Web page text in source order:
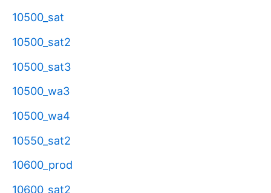
10500_sat
10500_sat2
10500_sat3
10500_wa3
10500_wa4
10550_sat2
10600_prod
10600_sat2